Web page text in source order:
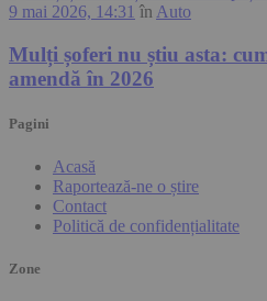
9 mai 2026, 14:31 în Auto
Mulți șoferi nu știu asta:
amendă în 2026
Pagini
Acasă
Raportează-ne o știre
Contact
Politică de confidențialitate
Zone